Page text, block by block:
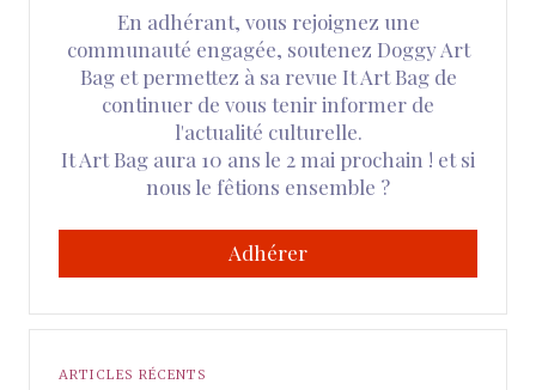
En adhérant, vous rejoignez une
communauté engagée, soutenez Doggy Art
Bag et permettez à sa revue It Art Bag de
continuer de vous tenir informer de
l'actualité culturelle.
It Art Bag aura 10 ans le 2 mai prochain ! et si
nous le fêtions ensemble ?
Adhérer
ARTICLES RÉCENTS